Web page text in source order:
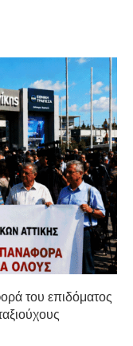
του επιδόματος